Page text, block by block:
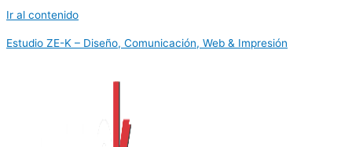
Ir al contenido
Estudio ZE-K – Diseño, Comunicación, Web & Impresión